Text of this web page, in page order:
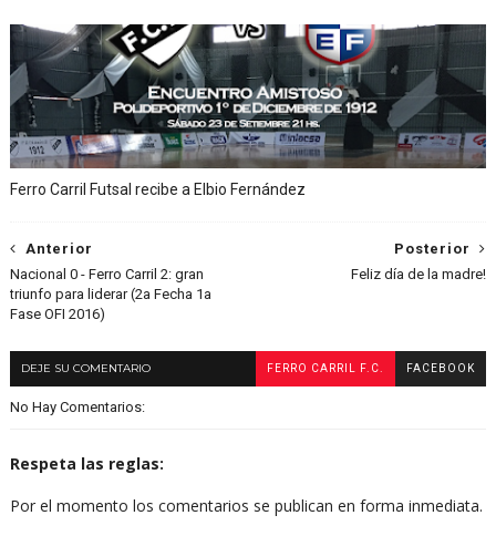
Ferro Carril Futsal recibe a Elbio Fernández
Posterior
Feliz día de la madre!
Anterior
Nacional 0 - Ferro Carril 2: gran
triunfo para liderar (2a Fecha 1a
Fase OFI 2016)
DEJE SU COMENTARIO FERRO CARRIL F.C. FACEBOOK
No Hay Comentarios:
Respeta las reglas:
Por el momento los comentarios se publican en forma inmediata.